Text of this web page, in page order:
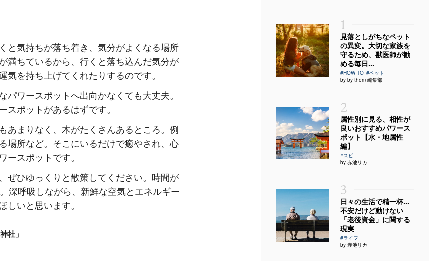
と気持ちが落ち着き、気分がよくなる場所
満ちているから、行くと落ち込んだ気分が
を持ち上げてくれたりするのです。
パワースポットへ出向かなくても大丈夫。
スポットがあるはずです。
あまりなく、木がたくさんあるところ。例
場所など。そこにいるだけで癒やされ、心
ースポットです。
ぜひゆっくりと散策してください。時間が
深呼吸しながら、新鮮な空気とエネルギー
しいと思います。
社」
1
見落としがちなペット
の異変。大切な家族を
守るため、獣医師が勧
める毎日...
#HOW TO #ペット
by by them 編集部
2
属性別に見る、相性が
良いおすすめパワース
ポット【水・地属性
編】
#スピ
by 赤池リカ
3
日々の生活で精一杯…
不安だけど動けない
「老後資金」に関する
現実
#ライフ
by 赤池リカ